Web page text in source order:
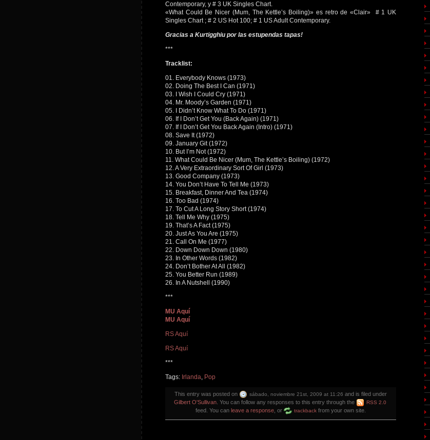
Contemporary, y # 3 UK Singles Chart.
«What Could Be Nicer (Mum, The Kettle’s Boiling)» es retro de «Clair» # 1 UK
Singles Chart ; # 2 US Hot 100; # 1 US Adult Contemporary.
Gracias a Kurtigghiu por las estupendas tapas!
***
Tracklist:
01. Everybody Knows (1973)
02. Doing The Best I Can (1971)
03. I Wish I Could Cry (1971)
04. Mr. Moody’s Garden (1971)
05. I Didn’t Know What To Do (1971)
06. If I Don’t Get You (Back Again) (1971)
07. If I Don’t Get You Back Again (Intro) (1971)
08. Save It (1972)
09. January Git (1972)
10. But I’m Not (1972)
11. What Could Be Nicer (Mum, The Kettle’s Boiling) (1972)
12. A Very Extraordinary Sort Of Girl (1973)
13. Good Company (1973)
14. You Don’t Have To Tell Me (1973)
15. Breakfast, Dinner And Tea (1974)
16. Too Bad (1974)
17. To Cut A Long Story Short (1974)
18. Tell Me Why (1975)
19. That’s A Fact (1975)
20. Just As You Are (1975)
21. Call On Me (1977)
22. Down Down Down (1980)
23. In Other Words (1982)
24. Don’t Bother At All (1982)
25. You Better Run (1989)
26. In A Nutshell (1990)
***
MU Aquí
MU Aquí
RS Aquí
RS Aquí
***
Tags: Irlanda, Pop
This entry was posted on sábado, noviembre 21st, 2009 at 11:26 and is filed under
Gilbert O'Sullivan . You can follow any responses to this entry through the RSS 2.0
feed. You can leave a response , or trackback from your own site.